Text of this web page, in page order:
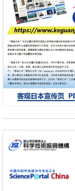
科学研究
夜景也能清晰呈现在
科学研究
【JST事业成果】开发
政策
日本科研费增设国际共
研究
经济・社会
铁道综研新任理事长
科学研究
藤田医科大学等成功鉴
经济・社会
【AI法下篇】如何应
小岩井忠道